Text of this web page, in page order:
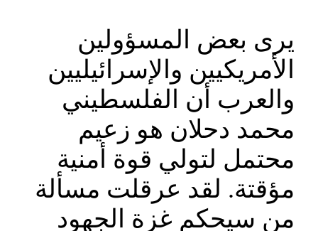
يرى بعض المسؤولين
الأمريكيين والإسرائيليين
والعرب أن الفلسطيني
محمد دحلان هو زعيم
محتمل لتولي قوة أمنية
مؤقتة. لقد عرقلت مسألة
من سيحكم غزة الجهود